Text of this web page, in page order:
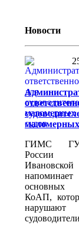
Новости
маломерных
ГИМС
основных
КоАП,
нарушают